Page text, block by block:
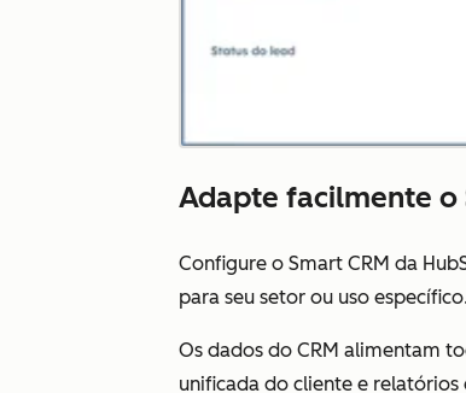
Adapte facilmente o
Configure o Smart CRM da
para seu setor ou uso
Os dados do CRM alimentam
unificada do cliente e